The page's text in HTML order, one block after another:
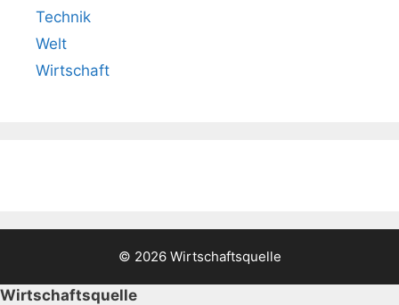
Technik
Welt
Wirtschaft
© 2026 Wirtschaftsquelle
Wirtschaftsquelle